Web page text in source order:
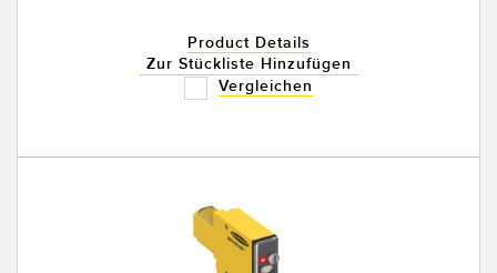
Product Details
Zur Stückliste Hinzufügen
Vergleichen